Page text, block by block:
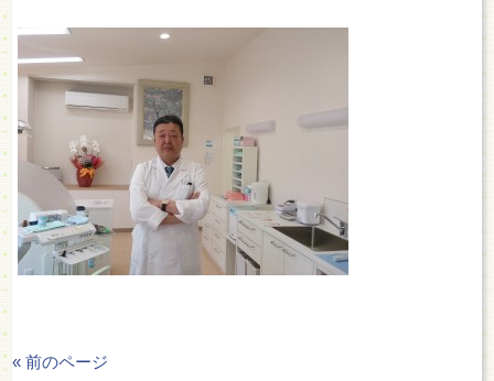
« 前のページ